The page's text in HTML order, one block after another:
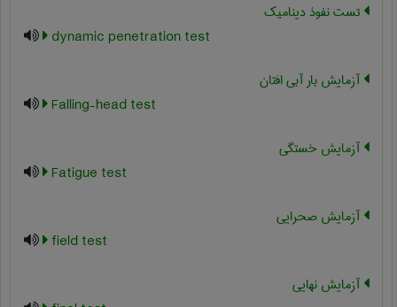
تست نفوذ دینامیک
dynamic penetration test
آزمایش بار آبی افتان
Falling-head test
آزمایش خستگی
Fatigue test
آزمایش صحرایی
field test
آزمایش نهایی